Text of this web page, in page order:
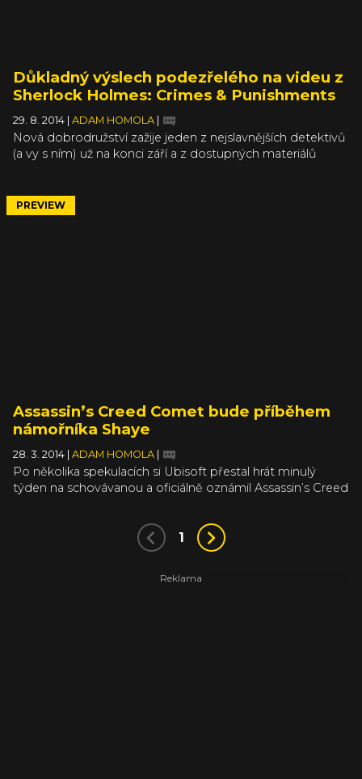
Důkladný výslech podezřelého na videu z
Sherlock Holmes: Crimes & Punishments
29. 8. 2014 ADAM HOMOLA
Nová dobrodružství zažije jeden z nejslavnějších detektivů
(a vy s ním) už na konci září a z dostupných materiálů
jednu z nejdůležitěšjích částí hry: výslechy.
PREVIEW
Assassin’s Creed Comet bude příběhem
námořníka Shaye
28. 3. 2014 ADAM HOMOLA
Po několika spekulacích si Ubisoft přestal hrát minulý
týden na schovávanou a oficiálně oznámil Assassin’s Creed
Pořád ale čekáme, jestli Ubisoft potvrdí i druhý díl
skládačky - další novou hru v sérii, která by měla vyjít ještě
letos pro minulou generaci konzolí. Tuhle úlohu by měla
mluví ze všech stran, jen ne z oficiálních zdrojů.
1